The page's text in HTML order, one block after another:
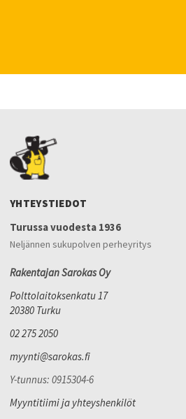
YHTEYSTIEDOT
Turussa vuodesta 1936
Neljännen sukupolven perheyritys
Rakentajan Sarokas Oy
Polttolaitoksenkatu 17
20380 Turku
02 275 2050
myynti@sarokas.fi
Y-tunnus: 0915304-6
Myyntitiimi ja yhteyshenkilöt